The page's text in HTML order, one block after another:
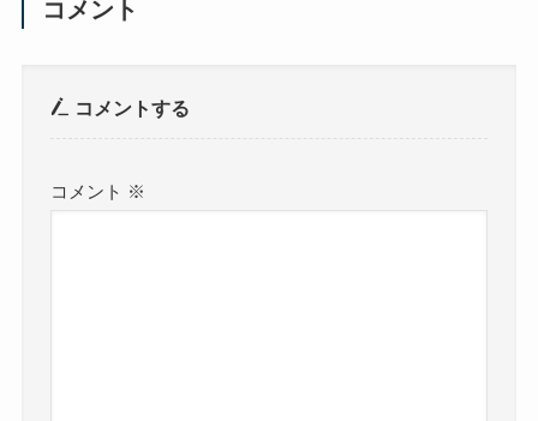
コメント
コメントする
コメント ※